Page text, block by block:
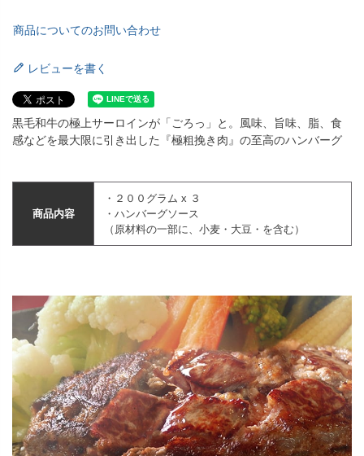
商品についてのお問い合わせ
レビューを書く
黒毛和牛の極上サーロインが「ごろっ」と。風味、旨味、脂、食
感などを最大限に引き出した『極粗挽き肉』の至高のハンバーグ
商品内容
・２００グラム x ３
・ハンバーグソース
（原材料の一部に、小麦・大豆・を含む）